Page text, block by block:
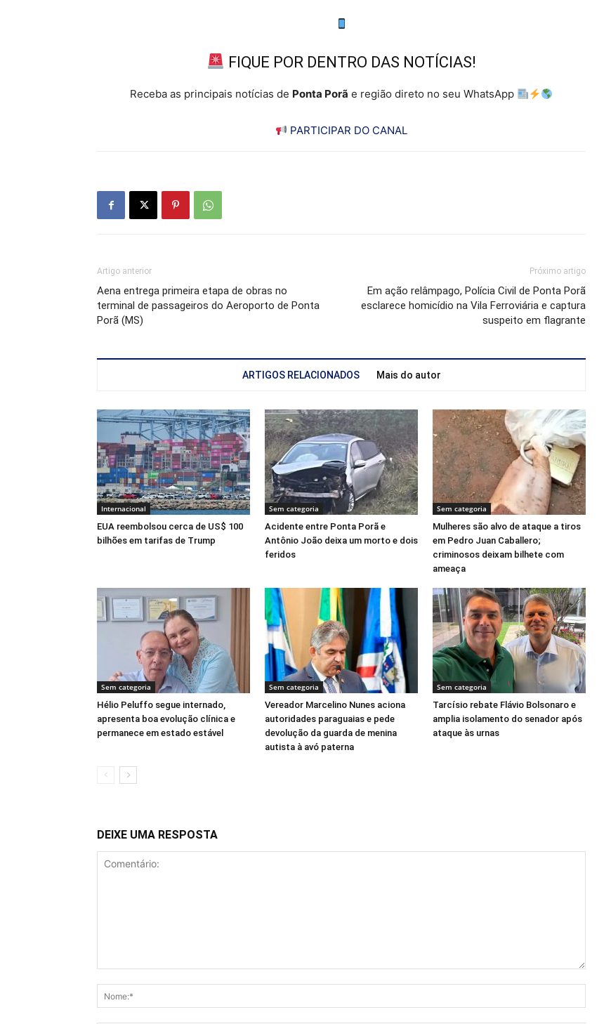
FIQUE POR DENTRO DAS NOTÍCIAS!
Receba as principais notícias de Ponta Porã e região direto no seu WhatsApp
PARTICIPAR DO CANAL
Artigo anterior
Aena entrega primeira etapa de obras no
terminal de passageiros do Aeroporto de Ponta
Porã (MS)
Próximo artigo
Em ação relâmpago, Polícia Civil de Ponta Porã
esclarece homicídio na Vila Ferroviária e captura
suspeito em flagrante
ARTIGOS RELACIONADOS Mais do autor
Internacional
EUA reembolsou cerca de US$ 100
bilhões em tarifas de Trump
Sem categoria
Acidente entre Ponta Porã e
Antônio João deixa um morto e dois
feridos
Sem categoria
Mulheres são alvo de ataque a tiros
em Pedro Juan Caballero;
criminosos deixam bilhete com
ameaça
Sem categoria
Hélio Peluffo segue internado,
apresenta boa evolução clínica e
permanece em estado estável
Sem categoria
Vereador Marcelino Nunes aciona
autoridades paraguaias e pede
devolução da guarda de menina
autista à avó paterna
Sem categoria
Tarcísio rebate Flávio Bolsonaro e
amplia isolamento do senador após
ataque às urnas
DEIXE UMA RESPOSTA